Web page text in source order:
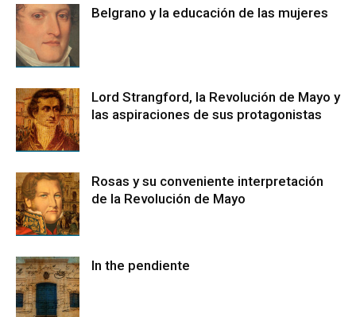
Belgrano y la educación de las mujeres
Lord Strangford, la Revolución de Mayo y
las aspiraciones de sus protagonistas
Rosas y su conveniente interpretación
de la Revolución de Mayo
In the pendiente